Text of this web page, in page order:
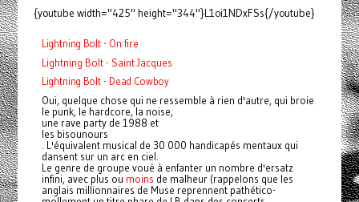
{youtube width="425" height="344"}L1oi1NDxFSs{/youtube}
Lightning Bolt - On fire
Lightning Bolt - Saint Jacques
Lightning Bolt - Dead Cowboy
Oui, quelque chose qui ne ressemble à rien d'autre, qui broie
le punk, le hardcore, la noise,
une rave party de 1988 et
les bisounours
. L'équivalent musical de 30 000 handicapés mentaux qui
dansent sur un arc en ciel.
Le genre de groupe voué à enfanter un nombre d'ersatz
infini, avec plus ou moins de malheur (rappelons que les
anglais millionnaires de Muse reprennent pathético-